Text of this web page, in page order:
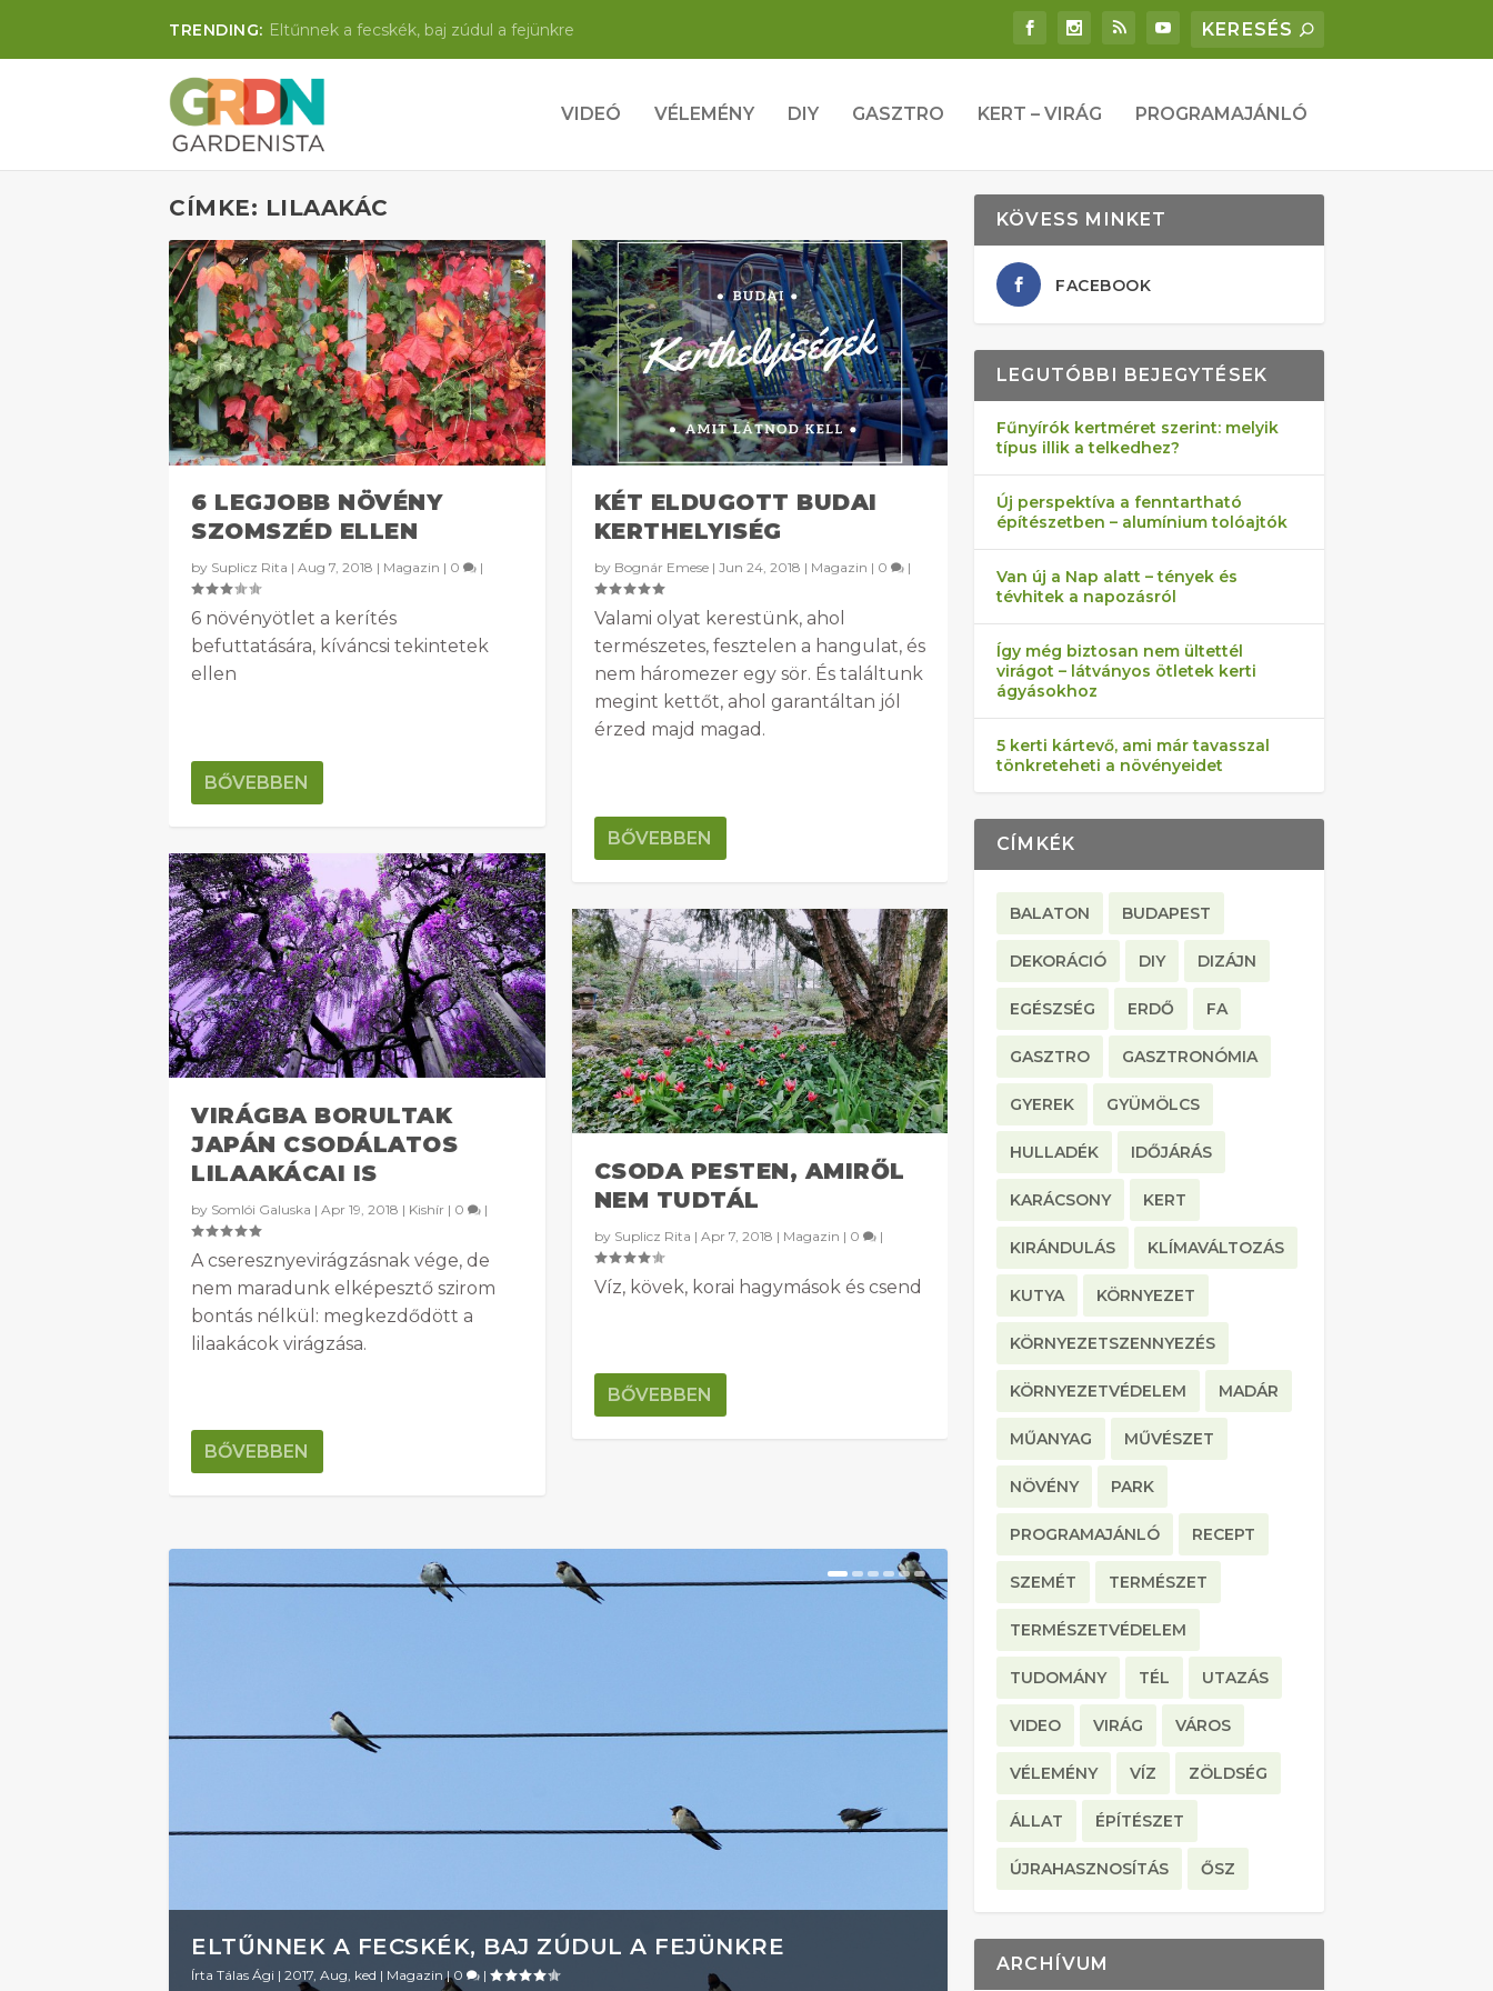
TRENDING: Eltűnnek a fecskék, baj zúdul a fejünkre
VIDEÓ VÉLEMÉNY DIY GASZTRO KERT – VIRÁG PROGRAMAJÁNLÓ
CÍMKE: LILAAKÁC
6 LEGJOBB NÖVÉNY
SZOMSZÉD ELLEN
by Suplicz Rita | Aug 7, 2018 | Magazin | 0 |
6 növényötlet a kerítés
befuttatására, kíváncsi tekintetek
ellen
BŐVEBBEN
VIRÁGBA BORULTAK
JAPÁN CSODÁLATOS
LILAAKÁCAI IS
by Somlói Galuska | Apr 19, 2018 | Kishír | 0 |
A cseresznyevirágzásnak vége, de
nem maradunk elképesztő szirom
bontás nélkül: megkezdődött a
lilaakácok virágzása.
BŐVEBBEN
KÉT ELDUGOTT BUDAI
KERTHELYISÉG
by Bognár Emese| Jun 24, 2018 | Magazin | 0 |
Valami olyat kerestünk, ahol
természetes, fesztelen a hangulat, és
nem háromezer egy sör. És találtunk
megint kettőt, ahol garantáltan jól
érzed majd magad.
BŐVEBBEN
CSODA PESTEN, AMIRŐL
NEM TUDTÁL
by Suplicz Rita | Apr 7, 2018 | Magazin | 0 |
Víz, kövek, korai hagymások és csend
BŐVEBBEN
ELTŰNNEK A FECSKÉK, BAJ ZÚDUL A FEJÜNKRE
Írta Tálas Ági | 2017, Aug, ked | Magazin |0 |
KÖVESS MINKET
FACEBOOK
LEGUTÓBBI BEJEGYTÉSEK
Fűnyírók kertméret szerint: melyik
típus illik a telkedhez?
Új perspektíva a fenntartható
építészetben – alumínium tolóajtók
Van új a Nap alatt – tények és
tévhitek a napozásról
Így még biztosan nem ültettél
virágot – látványos ötletek kerti
ágyásokhoz
5 kerti kártevő, ami már tavasszal
tönkreteheti a növényeidet
CÍMKÉK
BALATON BUDAPEST
DEKORÁCIÓ DIY DIZÁJN
EGÉSZSÉG ERDŐ FA
GASZTRO GASZTRONÓMIA
GYEREK GYÜMÖLCS
HULLADÉK IDŐJÁRÁS
KARÁCSONY KERT
KIRÁNDULÁS KLÍMAVÁLTOZÁS
KUTYA KÖRNYEZET
KÖRNYEZETSZENNYEZÉS
KÖRNYEZETVÉDELEM MADÁR
MŰANYAG MŰVÉSZET
NÖVÉNY PARK
PROGRAMAJÁNLÓ RECEPT
SZEMÉT TERMÉSZET
TERMÉSZETVÉDELEM
TUDOMÁNY TÉL UTAZÁS
VIDEO VIRÁG VÁROS
VÉLEMÉNY VÍZ ZÖLDSÉG
ÁLLAT ÉPÍTÉSZET
ÚJRAHASZNOSÍTÁS ŐSZ
ARCHÍVUM